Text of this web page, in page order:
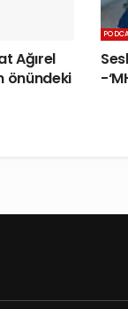
Ağırel
önündeki
-